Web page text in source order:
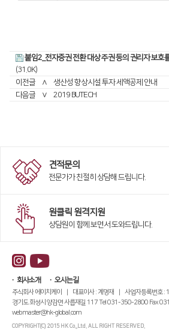
붙임2_전자증권 전환 대상 주권 등의 권리자 보호
(31.0K)
이전글
∧
생산성 향상시설 투자 세액공제 안내
다음글
∨ 2019 BUTECH
견적문의
전문가가 친절히 상담해 드립니다.
원클릭 원격지원
상담원이 함께 보면서 도와드립니다.
회사소개 오시는길
주식회사 에이치케이 | 대표이사 : 계명재 | 사업자등록번호
경기도 화성시 양감면 사릅재길 117 Tel 031-350-2800 Fax
webmaster@hk-global.com
COPYRIGHT(C) 2015 HK Co.,Ltd. ALL RIGHT RESERVED.